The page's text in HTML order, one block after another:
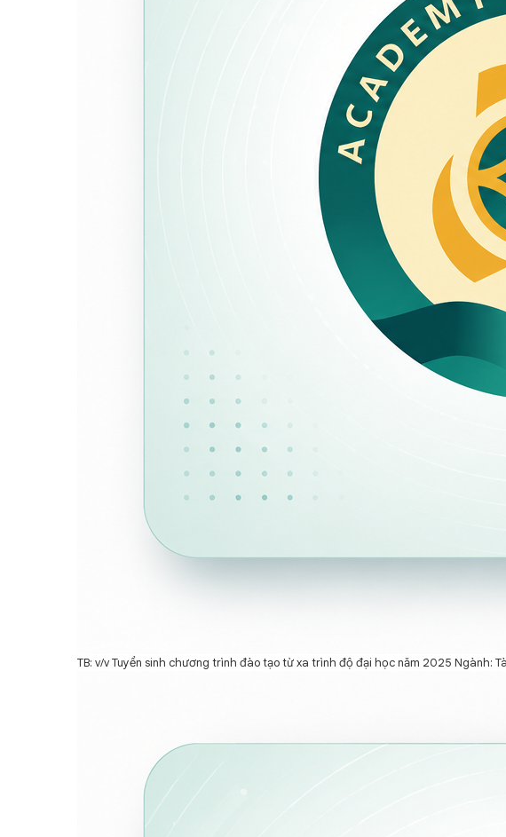
TB: v/v Tuyển sinh chương trình đào tạo từ xa trình độ đại học năm 2025 Ngành: